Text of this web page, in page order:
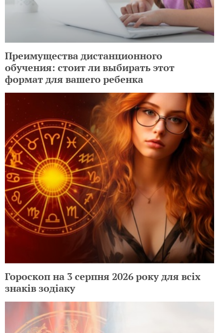
Преимущества дистанционного
обучения: стоит ли выбирать этот
формат для вашего ребенка
Гороскоп на 3 серпня 2026 року для всіх
знаків зодіаку